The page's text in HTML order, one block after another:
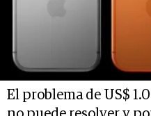
El problema de US$